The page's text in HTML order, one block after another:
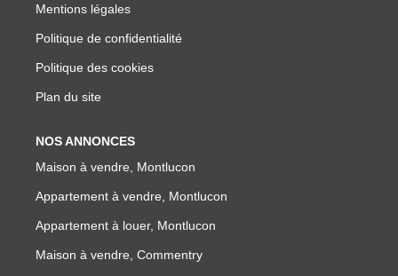
Mentions légales
Politique de confidentialité
Politique des cookies
Plan du site
NOS ANNONCES
Maison à vendre, Montlucon
Appartement à vendre, Montlucon
Appartement à louer, Montlucon
Maison à vendre, Commentry